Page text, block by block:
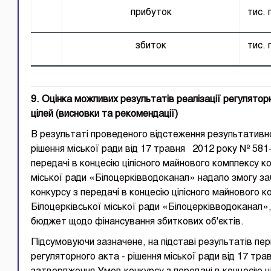
прибуток тис.
збиток тис.
9. Оцінка можливих результатів реалізації
цілей (висновки та рекомендації)
В результаті проведеного відстеження
рішення міської ради від 17 травня 2012 року №
передачі в концесію цілісного майнового комплексу
міської ради «Білоцерківводоканал» надало змогу
конкурсу з передачі в концесію цілісного майнового
Білоцерківської міської ради
бюджет щодо фінансування збиткових об'єктів.
Підсумовуючи зазначене, на підставі результатів
регуляторного акта - рішення міської ради від 17